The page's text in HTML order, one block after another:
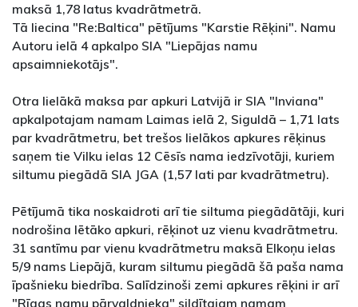
maksā 1,78 latus kvadrātmetrā.
Tā liecina "Re:Baltica" pētījums "Karstie Rēķini". Namu
Autoru ielā 4 apkalpo SIA "Liepājas namu
apsaimniekotājs".
Otra lielākā maksa par apkuri Latvijā ir SIA "Inviana"
apkalpotajam namam Laimas ielā 2, Siguldā – 1,71 lats
par kvadrātmetru, bet trešos lielākos apkures rēķinus
saņem tie Vilku ielas 12 Cēsīs nama iedzīvotāji, kuriem
siltumu piegādā SIA JGA (1,57 lati par kvadrātmetru).
Pētījumā tika noskaidroti arī tie siltuma piegādātāji, kuri
nodrošina lētāko apkuri, rēķinot uz vienu kvadrātmetru.
31 santīmu par vienu kvadrātmetru maksā Elkoņu ielas
5/9 nams Liepājā, kuram siltumu piegādā šā paša nama
īpašnieku biedrība. Salīdzinoši zemi apkures rēķini ir arī
"Rīgas namu pārvaldnieka" sildītajam namam